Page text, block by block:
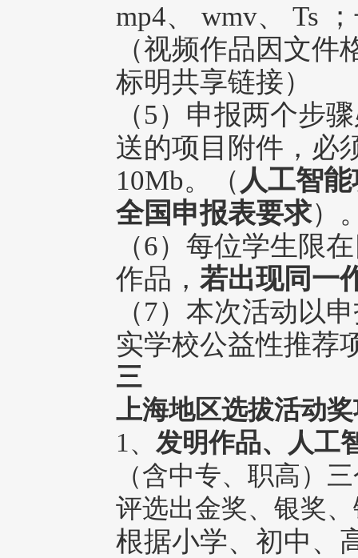
mp4、 wmv、 Ts
（视频作品因文
标明共享链接）
（5）申报两个步
送的项目附件，必
10Mb。（ 人工智
全国申报表要求）
（6）每位学生限
作品， 若出现同一
（7）本次活动以
实学校公益性推荐
三
上海地区选拔活动
1、 发明作品、人工
（含中专、职高）
评选出金奖、银奖
根据小学、初中、